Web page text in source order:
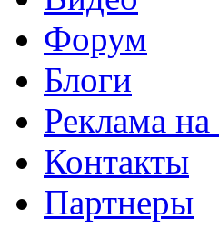
Форум
Блоги
Реклама
Контакты
Партнеры